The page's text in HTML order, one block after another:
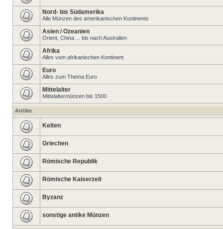
Nord- bis Südamerika
Alle Münzen des amerikanischen Kontinents
Asien / Ozeanien
Orient, China ... bis nach Australien
Afrika
Alles vom afrikanischen Kontinent
Euro
Alles zum Thema Euro
Mittelalter
Mittelaltermünzen bis 1500
Antike
Kelten
Griechen
Römische Republik
Römische Kaiserzeit
Byzanz
sonstige antike Münzen